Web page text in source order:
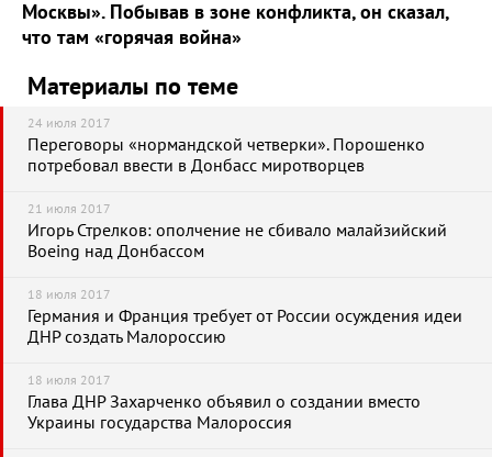
Москвы». Побывав в зоне конфликта, он сказал,
что там «горячая война»
Материалы по теме
24 июля 2017
Переговоры «нормандской четверки». Порошенко
потребовал ввести в Донбасс миротворцев
21 июля 2017
Игорь Стрелков: ополчение не сбивало малайзийский
Boeing над Донбассом
18 июля 2017
Германия и Франция требует от России осуждения идеи
ДНР создать Малороссию
18 июля 2017
Глава ДНР Захарченко объявил о создании вместо
Украины государства Малороссия